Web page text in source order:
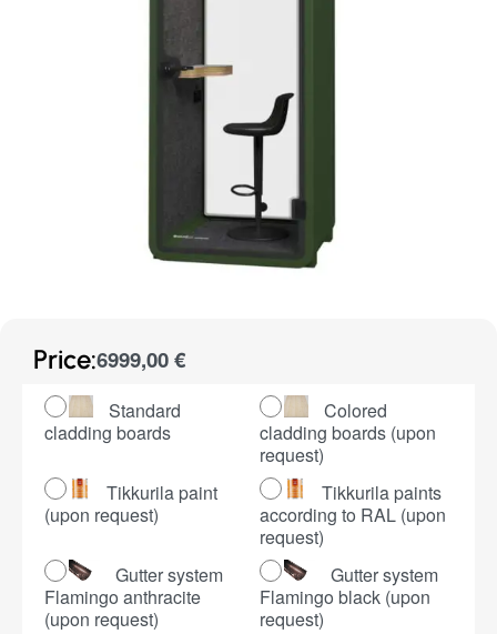
Price:6999,00€
Standard
cladding boards
Colored
cladding boards (upon
request)
Tikkurila paint
(upon request)
Tikkurila paints
according to RAL (upon
request)
Gutter system
Flamingo anthracite
(upon request)
Gutter system
Flamingo black (upon
request)